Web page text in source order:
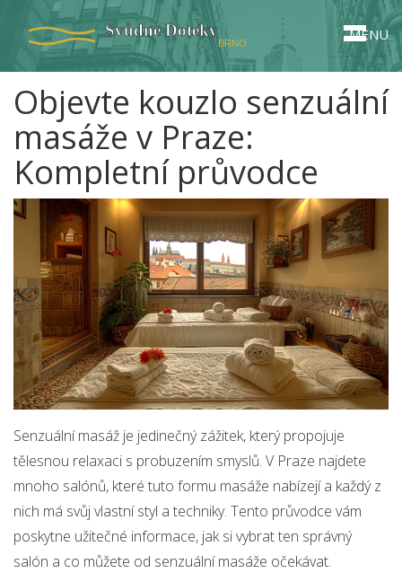
MENU
Objevte kouzlo senzuální
masáže v Praze:
Kompletní průvodce
Senzuální masáž je jedinečný zážitek, který propojuje
tělesnou relaxaci s probuzením smyslů. V Praze najdete
mnoho salónů, které tuto formu masáže nabízejí a každý z
nich má svůj vlastní styl a techniky. Tento průvodce vám
poskytne užitečné informace, jak si vybrat ten správný
salón a co můžete od senzuální masáže očekávat.